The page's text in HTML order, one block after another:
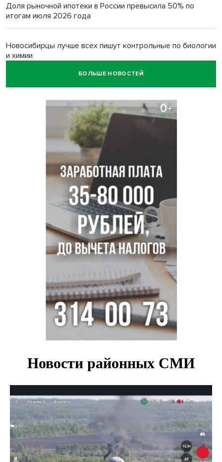
Доля рыночной ипотеки в России превысила 50% по
итогам июля 2026 года
Новосибирцы лучше всех пишут контрольные по биологии
и химии
БОЛЬШЕ НОВОСТЕЙ